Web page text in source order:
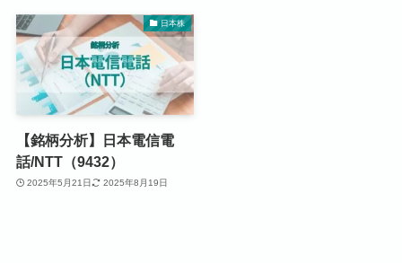
日本株
【銘柄分析】日本電信電
話/NTT（9432）
2025年5月21日 2025年8月19日